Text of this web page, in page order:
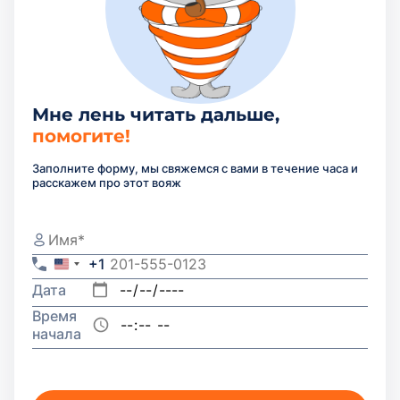
Мне лень читать дальше,
помогите!
Заполните форму, мы свяжемся с вами в течение часа и
расскажем про этот вояж
United
States
+1
+1
Дата
Время
начала